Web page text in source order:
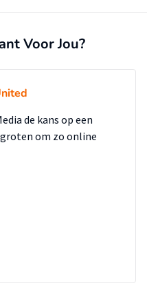
de mogelijkheid tot
de doelgroep te
Voor Jou?
de kans op een
om zo online